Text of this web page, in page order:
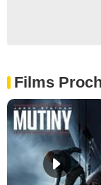
Films